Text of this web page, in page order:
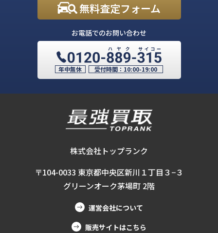
無料査定フォーム
お電話でのお問い合わせ
年中無休 受付時間： 10:00-19:00
株式会社トップランク
〒104-0033 東京都中央区新川１丁目３−３
グリーンオーク茅場町 2階
運営会社について
販売サイトはこちら